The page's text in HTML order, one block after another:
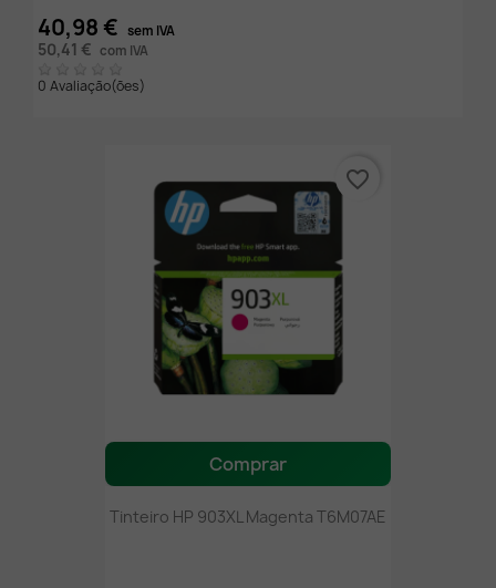
40,98 € sem IVA
50,41 € com IVA
0 Avaliação(ões)
Comprar
Tinteiro HP 903XL Magenta T6M07AE
favorite_border